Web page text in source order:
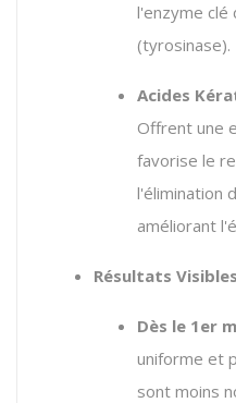
l'enzyme clé
(tyrosinase).
Acides
Offrent une
favorise le
l'élimination
améliorant
Résultats
Dès le 1er
uniforme et
sont moins